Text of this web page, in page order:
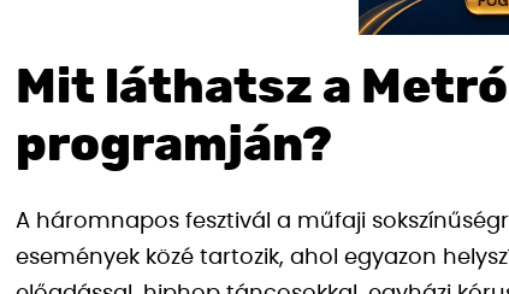
Mit láthatsz a
programján?
A háromnapos fesztivál a műfaji
események közé tartozik, ahol egyazon